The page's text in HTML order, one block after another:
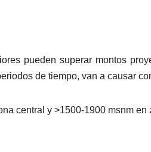
pueden superar montos
de tiempo, van a causar
central y >1500-1900 msnm en